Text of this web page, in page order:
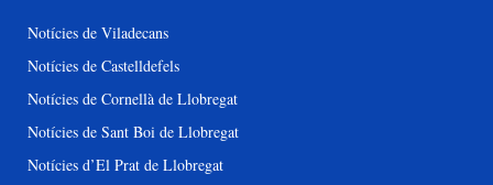
Notícies de Viladecans
Notícies de Castelldefels
Notícies de Cornellà de Llobregat
Notícies de Sant Boi de Llobregat
Notícies d’El Prat de Llobregat